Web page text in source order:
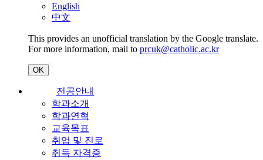
English
中文
This provides an unofficial translation by the Google translate.
For more information, mail to prcuk@catholic.ac.kr
OK
전공안내
학과소개
학과연혁
교육목표
취업 및 진로
취득 자격증